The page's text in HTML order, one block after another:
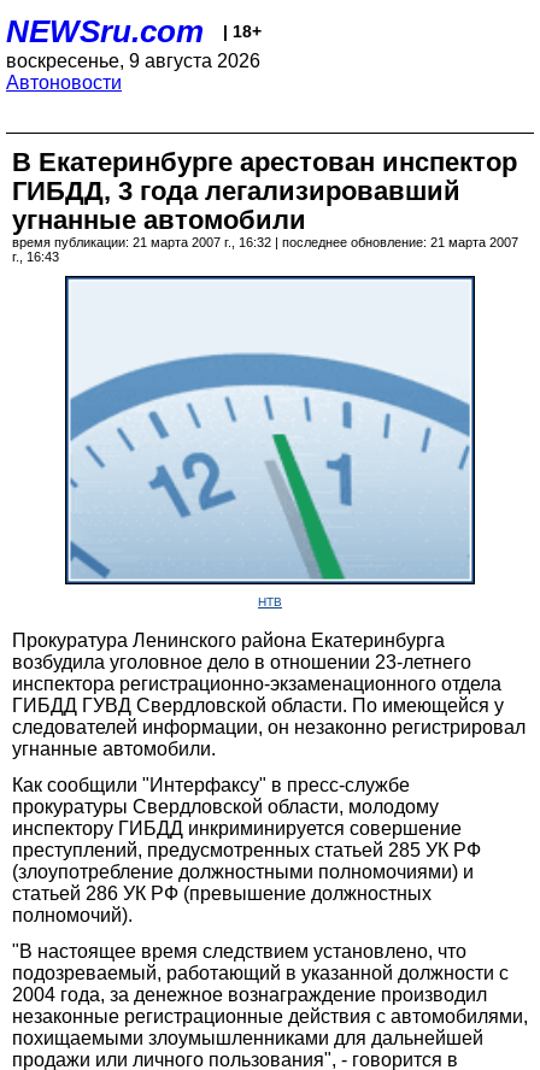
NEWSru.com | 18+
воскресенье, 9 августа 2026
Автоновости
В Екатеринбурге арестован инспектор
ГИБДД, 3 года легализировавший
угнанные автомобили
время публикации: 21 марта 2007 г., 16:32 | последнее обновление: 21 марта 2007
г., 16:43
НТВ
Прокуратура Ленинского района Екатеринбурга
возбудила уголовное дело в отношении 23-летнего
инспектора регистрационно-экзаменационного отдела
ГИБДД ГУВД Свердловской области. По имеющейся у
следователей информации, он незаконно регистрировал
угнанные автомобили.
Как сообщили "Интерфаксу" в пресс-службе
прокуратуры Свердловской области, молодому
инспектору ГИБДД инкриминируется совершение
преступлений, предусмотренных статьей 285 УК РФ
(злоупотребление должностными полномочиями) и
статьей 286 УК РФ (превышение должностных
полномочий).
"В настоящее время следствием установлено, что
подозреваемый, работающий в указанной должности с
2004 года, за денежное вознаграждение производил
незаконные регистрационные действия с автомобилями,
похищаемыми злоумышленниками для дальнейшей
продажи или личного пользования", - говорится в